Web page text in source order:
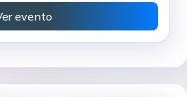
evento